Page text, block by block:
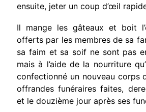
ensuite, jeter un coup d’œil
Il mange les gâteaux et boit
offerts par les membres de sa
sa faim et sa soif ne sont pas
mais à l’aide de la nourriture
confectionné un nouveau corps
offrandes funéraires faites,
et le douzième jour après ses